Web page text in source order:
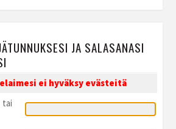
JA SALASANASI
ei hyväksy evästeitä